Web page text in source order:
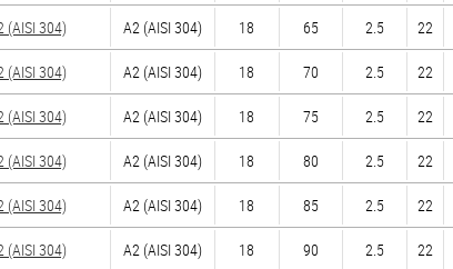
304) А2 (AISI 304) 18 65 2.5 22
304) А2 (AISI 304) 18 70 2.5 22
304) А2 (AISI 304) 18 75 2.5 22
304) А2 (AISI 304) 18 80 2.5 22
304) А2 (AISI 304) 18 85 2.5 22
304) А2 (AISI 304) 18 90 2.5 22